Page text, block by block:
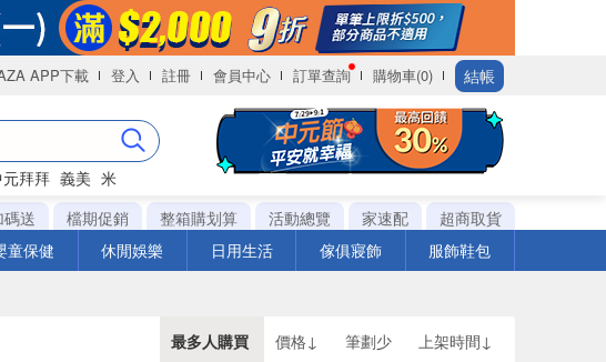
APP下載 登入 註冊 會員中心 訂單查詢 購物車(0) 結帳
拜拜 義美 米
送 檔期促銷 整箱購划算 活動總覽 家速配
超商取貨
童保健 休閒娛樂 日用生活 傢俱寢飾 服飾鞋包
最多人購買 價格↓ 筆劃少 上架時間↓